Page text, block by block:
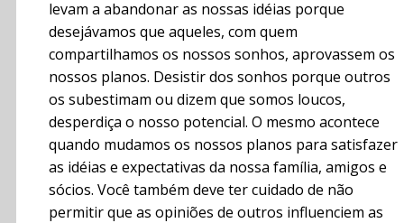
levam a abandonar as nossas idéias porque
desejávamos que aqueles, com quem
compartilhamos os nossos sonhos, aprovassem os
nossos planos. Desistir dos sonhos porque outros
os subestimam ou dizem que somos loucos,
desperdiça o nosso potencial. O mesmo acontece
quando mudamos os nossos planos para satisfazer
as idéias e expectativas da nossa família, amigos e
sócios. Você também deve ter cuidado de não
permitir que as opiniões de outros influenciem as